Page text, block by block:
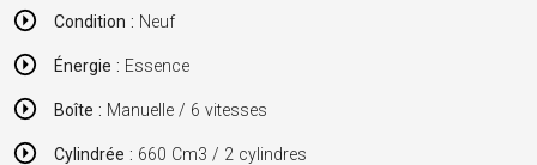
Condition : Neuf
Énergie : Essence
Boîte : Manuelle / 6 vitesses
Cylindrée : 660 Cm3 / 2 cylindres